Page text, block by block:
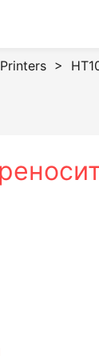
>